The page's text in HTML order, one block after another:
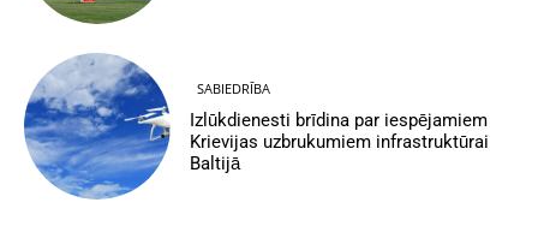
SABIEDRĪBA
Izlūkdienesti brīdina par iespējamiem
Krievijas uzbrukumiem infrastruktūrai
Baltijā